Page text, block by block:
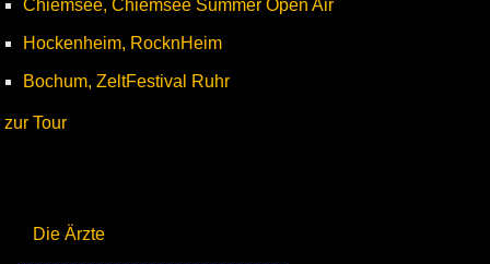
Die Ärzte
Chiemsee, Chiemsee Summer Open Air
Hockenheim, RocknHeim
Bochum, ZeltFestival Ruhr
zur Tour